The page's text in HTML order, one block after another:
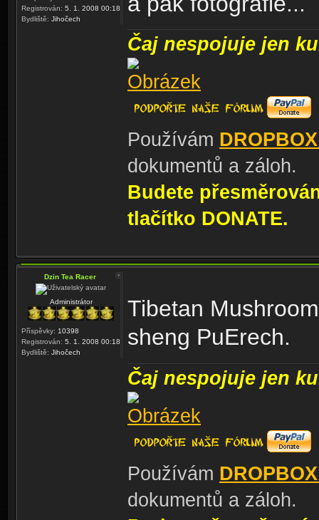
Registrován: 5. 1. 2008 00:18
Bydliště: Jihočech
Čaj nespojuje jen
Používám
dokumentů a záloh.
Budete
tlačítko DONATE.
Dzin Tea Racer
Administrátor
Příspěvky: 10398
Registrován: 5. 1. 2008 00:18
Bydliště: Jihočech
Tibetan
sheng PuErech.
Čaj nespojuje jen
Používám
dokumentů a záloh.